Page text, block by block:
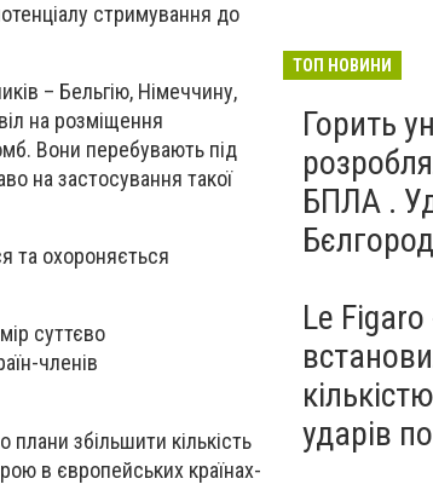
стримування до
– Бельгію, Німеччину,
на розміщення
Вони перебувають під
на застосування такої
та охороняється
суттєво
членів
збільшити кількість
в європейських країнах-
ТОП НОВИНИ
Горить
БПЛА .
Le Figaro
ударів